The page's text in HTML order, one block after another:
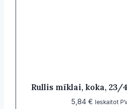
Rullis mīklai, koka, 23/
5,84 € Ieskaitot